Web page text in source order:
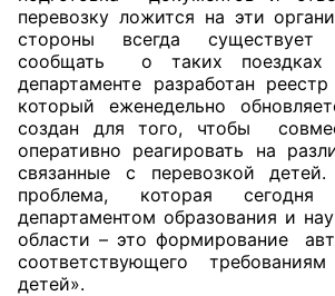
перевозку ложится на эти
стороны всегда существует
сообщать о таких
департаменте разработан
который еженедельно
создан для того, чтобы
оперативно реагировать на
связанные с перевозкой
проблема, которая
департаментом образования и
области – это формирование
соответствующего
детей».